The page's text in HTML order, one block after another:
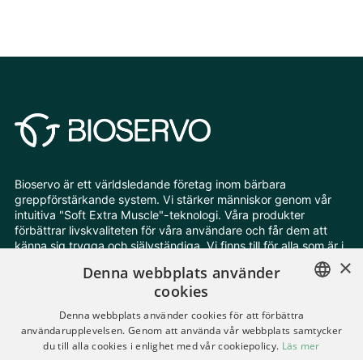
Bioservo är ett världsledande företag inom bärbara
greppförstärkande system. Vi stärker människor genom vår
intuitiva "Soft Extra Muscle"-teknologi. Våra produkter
förbättrar livskvaliteten för våra användare och får dem att
känna sig trygga och självständiga. Vi finns till för alla som är i
Följ oss
Ändra dina cookieinställningar
ENGLISH
SWEDISH
×
Denna webbplats använder
cookies
Denna webbplats använder cookies för att förbättra
användarupplevelsen. Genom att använda vår webbplats samtycker
du till alla cookies i enlighet med vår cookiepolicy. Läs mer